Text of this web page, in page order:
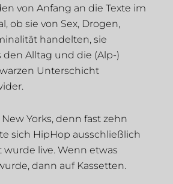
von Anfang an die Texte im
ob sie von Sex, Drogen,
handelten, sie
Alltag und die (Alp-)
Unterschicht
Yorks, denn fast zehn
sich HipHop ausschließlich
wurde live. Wenn etwas
dann auf Kassetten.